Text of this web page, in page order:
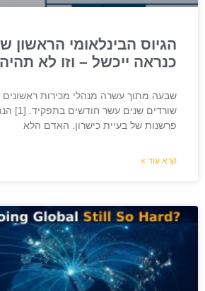
הגיוס הבינלאומי הראשון
כנראה ייכשל – וזו לא
שורדים
פרשנות של בעיית כישרון. האדם הלא
קרא עוד »